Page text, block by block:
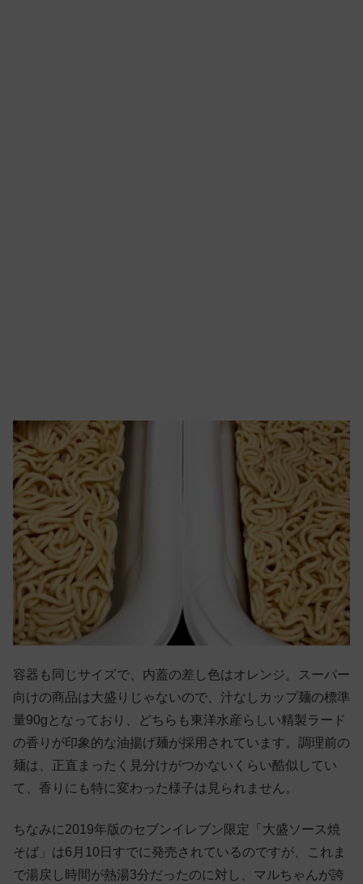
容器も同じサイズで、内蓋の差し色はオレンジ。スーパー
向けの商品は大盛りじゃないので、汁なしカップ麺の標準
量90gとなっており、どちらも東洋水産らしい精製ラード
の香りが印象的な油揚げ麺が採用されています。調理前の
麺は、正直まったく見分けがつかないくらい酷似してい
て、香りにも特に変わった様子は見られません。
ちなみに2019年版のセブンイレブン限定「大盛ソース焼
そば」は6月10日すでに発売されているのですが、これま
で湯戻し時間が熱湯3分だったのに対し、マルちゃんが誇